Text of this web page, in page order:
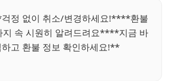
정 없이 취소/변경하세요!****환불
지 속 시원히 알려드려요****지금 바
하고 환불 정보 확인하세요!**